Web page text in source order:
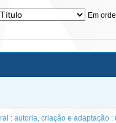
Em
: autoria, criação e adaptação